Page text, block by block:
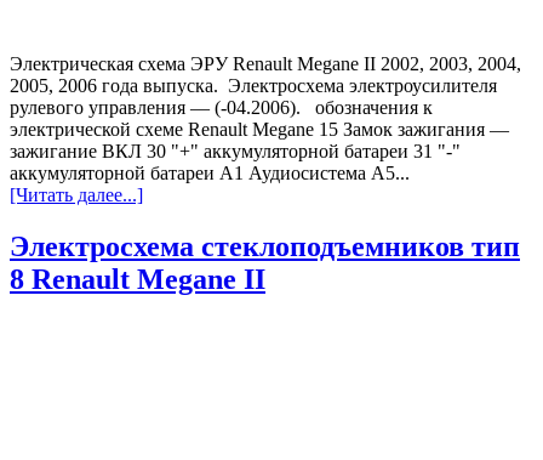
Электрическая схема ЭРУ Renault Megane II 2002, 2003, 2004,
2005, 2006 года выпуска. Электросхема электроусилителя
рулевого управления — (-04.2006). обозначения к
электрической схеме Renault Megane 15 Замок зажигания —
зажигание ВКЛ 30 "+" аккумуляторной батареи 31 "-"
аккумуляторной батареи A1 Аудиосистема A5...
[Читать далее...]
Электросхема стеклоподъемников тип
8 Renault Megane II